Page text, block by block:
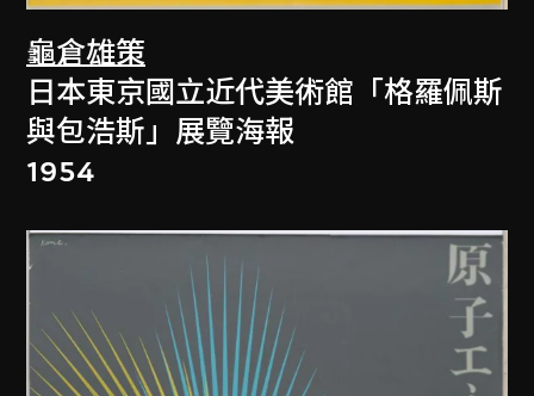
龜倉雄策
日本東京國立近代美術館「格羅佩斯
與包浩斯」展覽海報
1954